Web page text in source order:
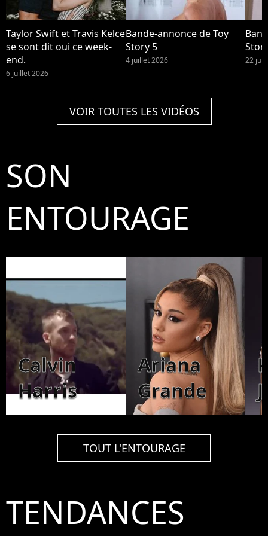
Taylor Swift et Travis Kelce
se sont dit oui ce week-
end.
6 juillet 2026
Bande-annonce de Toy
Story 5
4 juillet 2026 22
VOIR TOUTES LES VIDÉOS
SON
ENTOURAGE
Calvin
Harris
Ariana
Grande
TOUT L'ENTOURAGE
TENDANCES